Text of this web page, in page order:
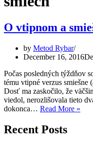
O vtipnom a
by Metod Rybar
December 16, 2016
Počas posledných týždňov
tému vtipné verzus smiešne
Dosť ma zaskočilo, že
viedol, nerozlišovala tieto
dokonca… Read More »
Recent Posts